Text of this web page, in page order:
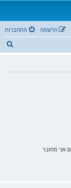
התחברות הרשמה
אני מחובר